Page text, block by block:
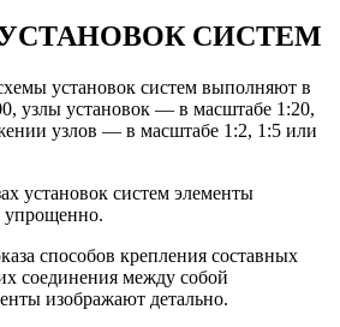
СИСТЕМ
установок систем выполняют в
узлы установок — в масштабе 1:20,
узлов — в масштабе 1:2, 1:5 или
установок систем элементы
упрощенно.
способов крепления составных
соединения между собой
изображают детально.